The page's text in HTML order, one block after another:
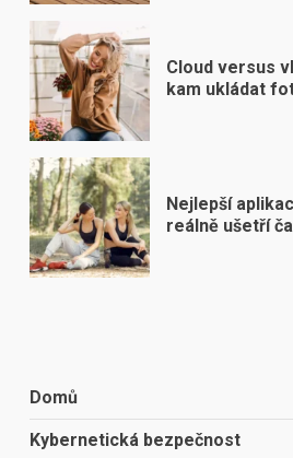
Cloud versus
kam ukládat
Nejlepší
reálně ušetří
Domů
Kybernetická bezpečnost